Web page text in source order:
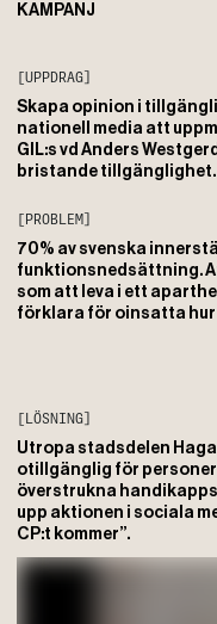
KAMPANJ
[UPPDRAG]
Skapa opinion i
nationell media att
GIL:s vd Anders
bristande tillgänglighet.
[PROBLEM]
70% av svenska
funktionsnedsättning.
som att leva i ett
förklara för oinsatta hur
[LÖSNING]
Utropa stadsdelen
otillgänglig för
överstrukna
upp aktionen i sociala
CP:t kommer”.